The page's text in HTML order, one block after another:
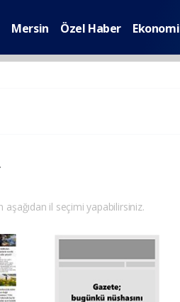
Mersin Özel Haber Ekonomi
il seçimi yapabilirsiniz.